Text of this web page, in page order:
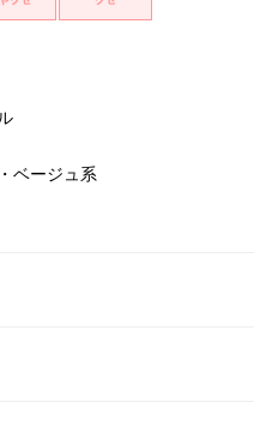
ベージュ系